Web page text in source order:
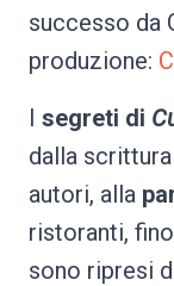
successo da
produzione:
I segreti di
dalla
autori, alla
ristoranti,
sono ripresi